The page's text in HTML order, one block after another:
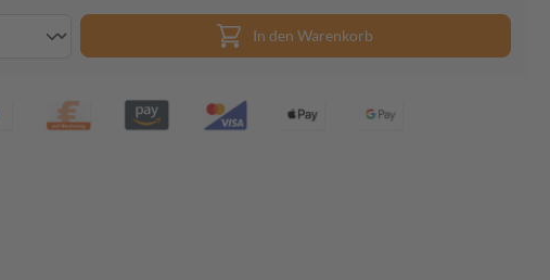
In den Warenkorb